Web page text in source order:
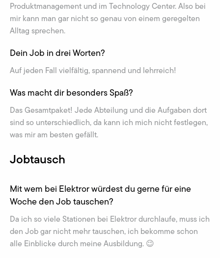
Produktmanagement und im Technology Center. Also bei
mir kann man gar nicht so genau von einem geregelten
Alltag sprechen.
Dein Job in drei Worten?
Auf jeden Fall vielfältig, spannend und lehrreich!
Was macht dir besonders Spaß?
Das Gesamtpaket! Jede Abteilung und die Aufgaben dort
sind so unterschiedlich, da kann ich mich nicht festlegen,
was mir am besten gefällt.
Jobtausch
Mit wem bei Elektror würdest du gerne für eine
Woche den Job tauschen?
Da ich so viele Stationen bei Elektror durchlaufe, muss ich
den Job gar nicht mehr tauschen, ich bekomme schon
alle Einblicke durch meine Ausbildung. 😉